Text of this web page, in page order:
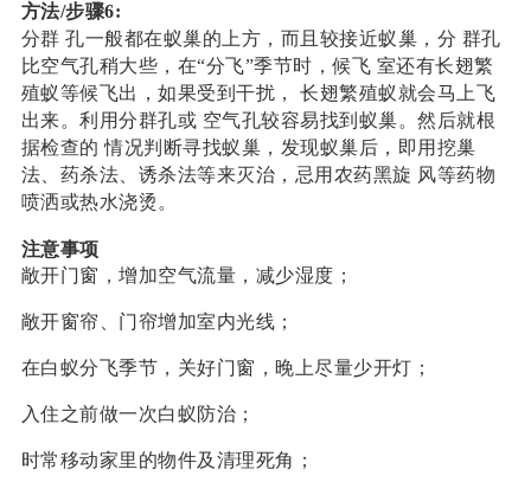
方法/步骤6:
分群 孔一般都在蚁巢的上方，而且较接近蚁巢，分 群孔
比空气孔稍大些，在“分飞”季节时，候飞 室还有长翅繁
殖蚁等候飞出，如果受到干扰， 长翅繁殖蚁就会马上飞
出来。利用分群孔或 空气孔较容易找到蚁巢。然后就根
据检查的 情况判断寻找蚁巢，发现蚁巢后，即用挖巢
法、药杀法、诱杀法等来灭治，忌用农药黑旋 风等药物
喷洒或热水浇烫。
注意事项
敞开门窗，增加空气流量，减少湿度；
敞开窗帘、门帘增加室内光线；
在白蚁分飞季节，关好门窗，晚上尽量少开灯；
入住之前做一次白蚁防治；
时常移动家里的物件及清理死角；